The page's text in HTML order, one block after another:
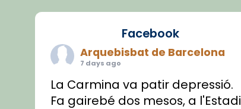
Facebook
Arquebisbat de Barcelona
7 days ago
La Carmina va patir depressió.
Fa gairebé dos mesos, a l'Estadi